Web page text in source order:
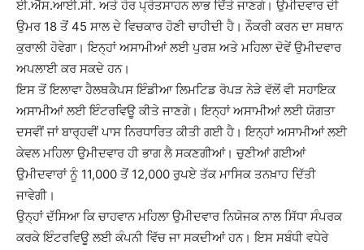
ਈ.ਐੱਸ.ਆਈ.ਸੀ. ਅਤੇ ਹੋਰ ਪ੍ਰੋਤਸਾਹਨ ਲਾਭ ਦਿੱਤੇ ਜਾਣਗੇ। ਉਮੀਦਵਾਰ ਦੀ
ਉਮਰ 18 ਤੋਂ 45 ਸਾਲ ਦੇ ਵਿਚਕਾਰ ਹੋਣੀ ਚਾਹੀਦੀ ਹੈ। ਨੌਕਰੀ ਕਰਨ ਦਾ ਸਥਾਨ
ਕੁਰਾਲੀ ਹੋਵੇਗਾ। ਇਨ੍ਹਾਂ ਅਸਾਮੀਆਂ ਲਈ ਪੁਰਸ਼ ਅਤੇ ਮਹਿਲਾ ਦੋਵੇਂ ਉਮੀਦਵਾਰ
ਅਪਲਾਈ ਕਰ ਸਕਦੇ ਹਨ।
ਇਸ ਤੋਂ ਇਲਾਵਾ ਹੈਲਥਕੈਪਸ ਇੰਡੀਆ ਲਿਮਟਿਡ ਰੋਪੜ ਨੇੜੇ ਵੱਲੋਂ ਵੀ ਸਹਾਇਕ
ਅਸਾਮੀਆਂ ਲਈ ਇੰਟਰਵਿਊ ਕੀਤੇ ਜਾਣਗੇ। ਇਨ੍ਹਾਂ ਅਸਾਮੀਆਂ ਲਈ ਯੋਗਤਾ
ਦਸਵੀਂ ਜਾਂ ਬਾਰ੍ਹਵੀਂ ਪਾਸ ਨਿਰਧਾਰਿਤ ਕੀਤੀ ਗਈ ਹੈ। ਇਨ੍ਹਾਂ ਅਸਾਮੀਆਂ ਲਈ
ਕੇਵਲ ਮਹਿਲਾ ਉਮੀਦਵਾਰ ਹੀ ਭਾਗ ਲੈ ਸਕਣਗੀਆਂ। ਚੁਣੀਆਂ ਗਈਆਂ
ਉਮੀਦਵਾਰਾਂ ਨੂੰ 11,000 ਤੋਂ 12,000 ਰੁਪਏ ਤੱਕ ਮਾਸਿਕ ਤਨਖ਼ਾਹ ਦਿੱਤੀ
ਜਾਵੇਗੀ।
ਉਨ੍ਹਾਂ ਦੱਸਿਆ ਕਿ ਚਾਹਵਾਨ ਮਹਿਲਾ ਉਮੀਦਵਾਰ ਨਿਯੋਜਕ ਨਾਲ ਸਿੱਧਾ ਸੰਪਰਕ
ਕਰਕੇ ਇੰਟਰਵਿਊ ਲਈ ਕੰਪਨੀ ਵਿੱਚ ਜਾ ਸਕਦੀਆਂ ਹਨ। ਇਸ ਸਬੰਧੀ ਵਧੇਰੇ